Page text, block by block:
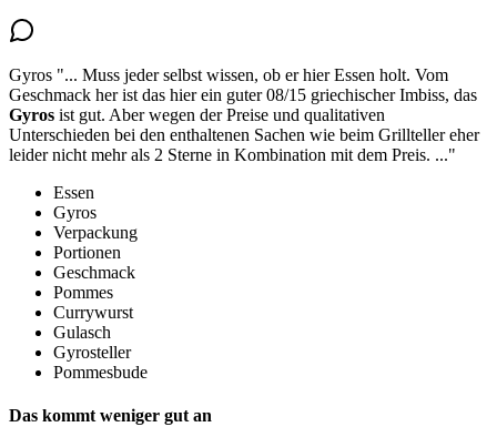
Gyros "... Muss jeder selbst wissen, ob er hier Essen holt. Vom
Geschmack her ist das hier ein guter 08/15 griechischer Imbiss, das
Gyros ist gut. Aber wegen der Preise und qualitativen
Unterschieden bei den enthaltenen Sachen wie beim Grillteller eher
leider nicht mehr als 2 Sterne in Kombination mit dem Preis. ..."
Essen
Gyros
Verpackung
Portionen
Geschmack
Pommes
Currywurst
Gulasch
Gyrosteller
Pommesbude
Das kommt weniger gut an